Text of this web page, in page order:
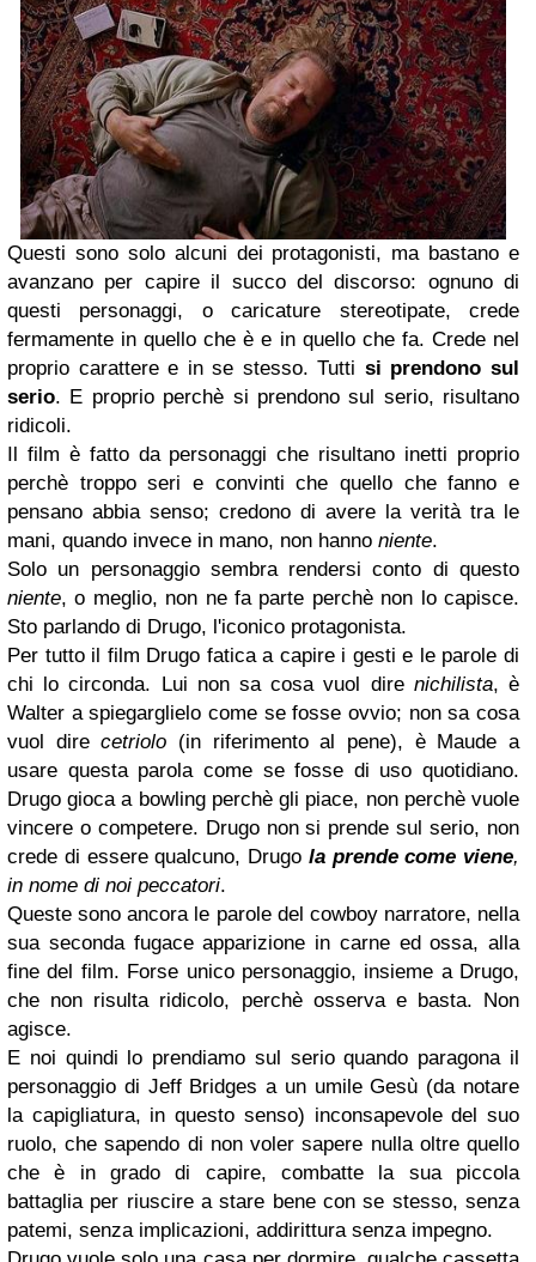
Questi sono solo alcuni dei protagonisti, ma bastano e
avanzano per capire il succo del discorso: ognuno di
questi personaggi, o caricature stereotipate, crede
fermamente in quello che è e in quello che fa. Crede nel
proprio carattere e in se stesso. Tutti si prendono sul
serio. E proprio perchè si prendono sul serio, risultano
ridicoli.
Il film è fatto da personaggi che risultano inetti proprio
perchè troppo seri e convinti che quello che fanno e
pensano abbia senso; credono di avere la verità tra le
mani, quando invece in mano, non hanno niente.
Solo un personaggio sembra rendersi conto di questo
niente, o meglio, non ne fa parte perchè non lo capisce.
Sto parlando di Drugo, l'iconico protagonista.
Per tutto il film Drugo fatica a capire i gesti e le parole di
chi lo circonda. Lui non sa cosa vuol dire nichilista, è
Walter a spiegarglielo come se fosse ovvio; non sa cosa
vuol direcetriolo (in riferimento al pene), è Maude a
usare questa parola come se fosse di uso quotidiano.
Drugo gioca a bowling perchè gli piace, non perchè vuole
vincere o competere. Drugo non si prende sul serio, non
crede di essere qualcuno, Drugo la prende come viene,
in nome di noi peccatori.
Queste sono ancora le parole del cowboy narratore, nella
sua seconda fugace apparizione in carne ed ossa, alla
fine del film. Forse unico personaggio, insieme a Drugo,
che non risulta ridicolo, perchè osserva e basta. Non
agisce.
E noi quindi lo prendiamo sul serio quando paragona il
personaggio di Jeff Bridges a un umile Gesù (da notare
la capigliatura, in questo senso) inconsapevole del suo
ruolo, che sapendo di non voler sapere nulla oltre quello
che è in grado di capire, combatte la sua piccola
battaglia per riuscire a stare bene con se stesso, senza
patemi, senza implicazioni, addirittura senza impegno.